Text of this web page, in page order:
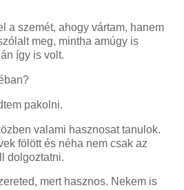
a szemét, ahogy vártam, hanem
meg, mintha amúgy is
így is volt.
pakolni.
valami hasznosat tanulok.
fölött és néha nem csak az
dolgoztatni.
mert hasznos. Nekem is